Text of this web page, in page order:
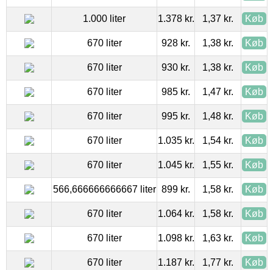
1.000 liter 1.378 kr. 1,37 kr. Køb
670 liter 928 kr. 1,38 kr. Køb
670 liter 930 kr. 1,38 kr. Køb
670 liter 985 kr. 1,47 kr. Køb
670 liter 995 kr. 1,48 kr. Køb
670 liter 1.035 kr. 1,54 kr. Køb
670 liter 1.045 kr. 1,55 kr. Køb
566,666666666667 liter 899 kr. 1,58 kr. Køb
670 liter 1.064 kr. 1,58 kr. Køb
670 liter 1.098 kr. 1,63 kr. Køb
670 liter 1.187 kr. 1,77 kr. Køb